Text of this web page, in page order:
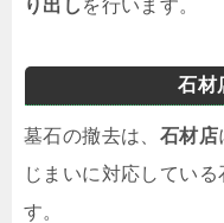
り出し を行います。
石材
墓石の撤去は、 石材店
じまいに対応してい
す。